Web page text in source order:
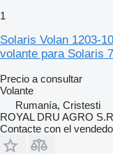
1
Solaris Volan 1203-
volante para Solaris
Precio a consultar
Volante
Rumanía, Cristesti
ROYAL DRU AGRO
Contacte con el